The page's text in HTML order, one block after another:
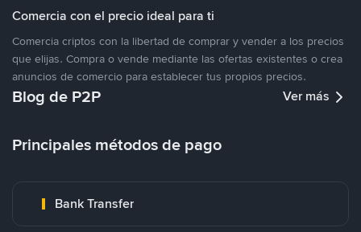
Comercia con el precio ideal para ti
Comercia criptos con la libertad de comprar y vender a los precios
que elijas. Compra o vende mediante las ofertas existentes o crea
anuncios de comercio para establecer tus propios precios.
Blog de P2P Ver más
Principales métodos de pago
Bank Transfer